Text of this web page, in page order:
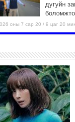
дугуйн
оны 7 сар 20 / 9 цаг 20
шугам
хувьтай
оны 7 сар 20 / 9 цаг 14
Усархаг
байгаа
хангаж,